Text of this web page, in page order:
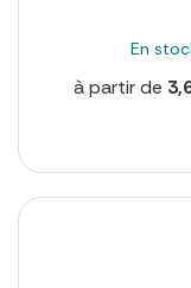
En
à partir de